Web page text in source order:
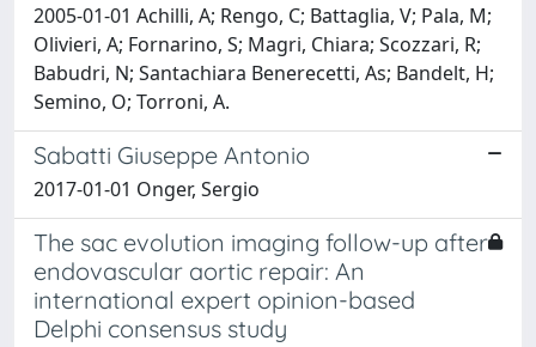
2005-01-01 Achilli, A; Rengo, C; Battaglia, V; Pala, M;
Olivieri, A; Fornarino, S; Magri, Chiara; Scozzari, R;
Babudri, N; Santachiara Benerecetti, As; Bandelt, H;
Semino, O; Torroni, A.
Sabatti Giuseppe Antonio
2017-01-01 Onger, Sergio
The sac evolution imaging follow-up after
endovascular aortic repair: An
international expert opinion-based
Delphi consensus study